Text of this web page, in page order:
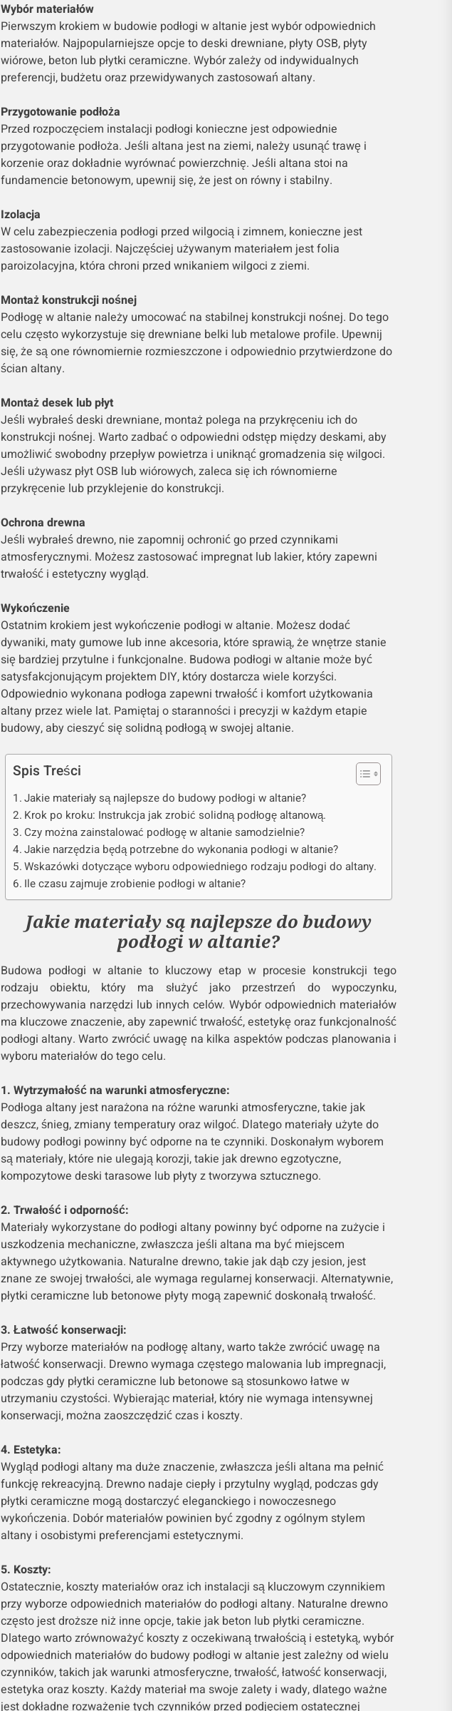
Wybór materiałów
Pierwszym krokiem w budowie podłogi w altanie jest wybór odpowiednich
materiałów. Najpopularniejsze opcje to deski drewniane, płyty OSB, płyty
wiórowe, beton lub płytki ceramiczne. Wybór zależy od indywidualnych
preferencji, budżetu oraz przewidywanych zastosowań altany.
Przygotowanie podłoża
Przed rozpoczęciem instalacji podłogi konieczne jest odpowiednie
przygotowanie podłoża. Jeśli altana jest na ziemi, należy usunąć trawę i
korzenie oraz dokładnie wyrównać powierzchnię. Jeśli altana stoi na
fundamencie betonowym, upewnij się, że jest on równy i stabilny.
Izolacja
W celu zabezpieczenia podłogi przed wilgocią i zimnem, konieczne jest
zastosowanie izolacji. Najczęściej używanym materiałem jest folia
paroizolacyjna, która chroni przed wnikaniem wilgoci z ziemi.
Montaż konstrukcji nośnej
Podłogę w altanie należy umocować na stabilnej konstrukcji nośnej. Do tego
celu często wykorzystuje się drewniane belki lub metalowe profile. Upewnij
się, że są one równomiernie rozmieszczone i odpowiednio przytwierdzone do
ścian altany.
Montaż desek lub płyt
Jeśli wybrałeś deski drewniane, montaż polega na przykręceniu ich do
konstrukcji nośnej. Warto zadbać o odpowiedni odstęp między deskami, aby
umożliwić swobodny przepływ powietrza i uniknąć gromadzenia się wilgoci.
Jeśli używasz płyt OSB lub wiórowych, zaleca się ich równomierne
przykręcenie lub przyklejenie do konstrukcji.
Ochrona drewna
Jeśli wybrałeś drewno, nie zapomnij ochronić go przed czynnikami
atmosferycznymi. Możesz zastosować impregnat lub lakier, który zapewni
trwałość i estetyczny wygląd.
Wykończenie
Ostatnim krokiem jest wykończenie podłogi w altanie. Możesz dodać
dywaniki, maty gumowe lub inne akcesoria, które sprawią, że wnętrze stanie
się bardziej przytulne i funkcjonalne. Budowa podłogi w altanie może być
satysfakcjonującym projektem DIY, który dostarcza wiele korzyści.
Odpowiednio wykonana podłoga zapewni trwałość i komfort użytkowania
altany przez wiele lat. Pamiętaj o staranności i precyzji w każdym etapie
budowy, aby cieszyć się solidną podłogą w swojej altanie.
Spis Treści
Jakie materiały są najlepsze do budowy podłogi w altanie?
Krok po kroku: Instrukcja jak zrobić solidną podłogę altanową.
Czy można zainstalować podłogę w altanie samodzielnie?
Jakie narzędzia będą potrzebne do wykonania podłogi w altanie?
Wskazówki dotyczące wyboru odpowiedniego rodzaju podłogi do altany.
Ile czasu zajmuje zrobienie podłogi w altanie?
Jakie materiały są najlepsze do budowy
podłogi w altanie?
Budowa podłogi w altanie to kluczowy etap w procesie konstrukcji tego
rodzaju obiektu, który ma służyć jako przestrzeń do wypoczynku,
przechowywania narzędzi lub innych celów. Wybór odpowiednich materiałów
ma kluczowe znaczenie, aby zapewnić trwałość, estetykę oraz funkcjonalność
podłogi altany. Warto zwrócić uwagę na kilka aspektów podczas planowania i
wyboru materiałów do tego celu.
1. Wytrzymałość na warunki atmosferyczne:
Podłoga altany jest narażona na różne warunki atmosferyczne, takie jak
deszcz, śnieg, zmiany temperatury oraz wilgoć. Dlatego materiały użyte do
budowy podłogi powinny być odporne na te czynniki. Doskonałym wyborem
są materiały, które nie ulegają korozji, takie jak drewno egzotyczne,
kompozytowe deski tarasowe lub płyty z tworzywa sztucznego.
2. Trwałość i odporność:
Materiały wykorzystane do podłogi altany powinny być odporne na zużycie i
uszkodzenia mechaniczne, zwłaszcza jeśli altana ma być miejscem
aktywnego użytkowania. Naturalne drewno, takie jak dąb czy jesion, jest
znane ze swojej trwałości, ale wymaga regularnej konserwacji. Alternatywnie,
płytki ceramiczne lub betonowe płyty mogą zapewnić doskonałą trwałość.
3. Łatwość konserwacji:
Przy wyborze materiałów na podłogę altany, warto także zwrócić uwagę na
łatwość konserwacji. Drewno wymaga częstego malowania lub impregnacji,
podczas gdy płytki ceramiczne lub betonowe są stosunkowo łatwe w
utrzymaniu czystości. Wybierając materiał, który nie wymaga intensywnej
konserwacji, można zaoszczędzić czas i koszty.
4. Estetyka:
Wygląd podłogi altany ma duże znaczenie, zwłaszcza jeśli altana ma pełnić
funkcję rekreacyjną. Drewno nadaje ciepły i przytulny wygląd, podczas gdy
płytki ceramiczne mogą dostarczyć eleganckiego i nowoczesnego
wykończenia. Dobór materiałów powinien być zgodny z ogólnym stylem
altany i osobistymi preferencjami estetycznymi.
5. Koszty:
Ostatecznie, koszty materiałów oraz ich instalacji są kluczowym czynnikiem
przy wyborze odpowiednich materiałów do podłogi altany. Naturalne drewno
często jest droższe niż inne opcje, takie jak beton lub płytki ceramiczne.
Dlatego warto zrównoważyć koszty z oczekiwaną trwałością i estetyką, wybór
odpowiednich materiałów do budowy podłogi w altanie jest zależny od wielu
czynników, takich jak warunki atmosferyczne, trwałość, łatwość konserwacji,
estetyka oraz koszty. Każdy materiał ma swoje zalety i wady, dlatego ważne
jest dokładne rozważenie tych czynników przed podjęciem ostatecznej